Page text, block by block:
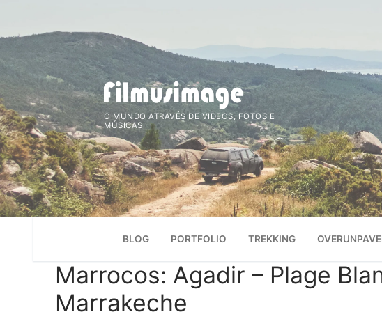
conteúdo
O MUNDO ATRAVÉS DE VIDEOS, FOTOS E
MÚSICAS
BLOG PORTFOLIO TREKKING
Marrocos: Agadir – Plage
Marrakeche